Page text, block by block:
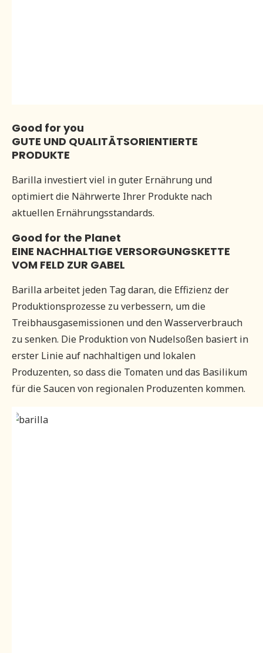
Good for you
GUTE UND QUALITÄTSORIENTIERTE
PRODUKTE
Barilla investiert viel in guter Ernährung und
optimiert die Nährwerte Ihrer Produkte nach
aktuellen Ernährungsstandards.
Good for the Planet
EINE NACHHALTIGE VERSORGUNGSKETTE
VOM FELD ZUR GABEL
Barilla arbeitet jeden Tag daran, die Effizienz der
Produktionsprozesse zu verbessern, um die
Treibhausgasemissionen und den Wasserverbrauch
zu senken. Die Produktion von Nudelsoßen basiert in
erster Linie auf nachhaltigen und lokalen
Produzenten, so dass die Tomaten und das Basilikum
für die Saucen von regionalen Produzenten kommen.